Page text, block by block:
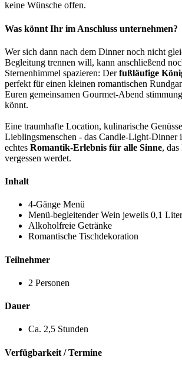
keine Wünsche offen.
Was könnt Ihr im Anschluss unternehmen?
Wer sich dann nach dem Dinner noch nicht
Begleitung trennen will, kann anschließend
Sternenhimmel spazieren: Derfußläufige
perfekt für einen kleinen romantischen
Euren gemeinsamen Gourmet-Abend
könnt.
Eine traumhafte Location, kulinarische
Lieblingsmenschen - das Candle-Light-Dinner
echtes Romantik-Erlebnis für alle Sinne,
vergessen werdet.
Inhalt
4-Gänge Menü
Menü-begleitender Wein jeweils 0,1 Liter
Alkoholfreie Getränke
Romantische Tischdekoration
Teilnehmer
2 Personen
Dauer
Ca. 2,5 Stunden
Verfügbarkeit / Termine